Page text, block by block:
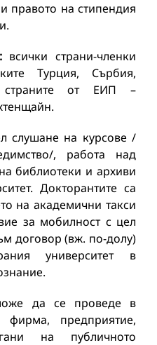
правото на стипендия
всички страни-членки
Турция, Сърбия,
страните от ЕИП –
слушане на курсове /
, работа над
библиотеки и архиви
Докторантите са
на академични такси
за мобилност с цел
договор (вж. по-долу)
университет в
да се проведе в
фирма, предприятие,
на публичното